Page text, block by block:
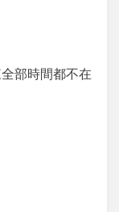
部時間都不在